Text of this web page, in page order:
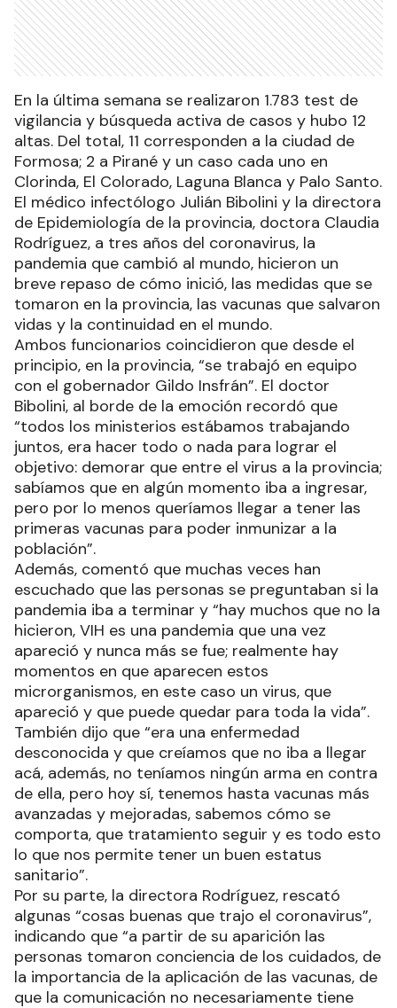
En la última semana se realizaron 1.783 test de
vigilancia y búsqueda activa de casos y hubo 12
altas. Del total, 11 corresponden a la ciudad de
Formosa; 2 a Pirané y un caso cada uno en
Clorinda, El Colorado, Laguna Blanca y Palo Santo.
El médico infectólogo Julián Bibolini y la directora
de Epidemiología de la provincia, doctora Claudia
Rodríguez, a tres años del coronavirus, la
pandemia que cambió al mundo, hicieron un
breve repaso de cómo inició, las medidas que se
tomaron en la provincia, las vacunas que salvaron
vidas y la continuidad en el mundo.
Ambos funcionarios coincidieron que desde el
principio, en la provincia, “se trabajó en equipo
con el gobernador Gildo Insfrán”. El doctor
Bibolini, al borde de la emoción recordó que
“todos los ministerios estábamos trabajando
juntos, era hacer todo o nada para lograr el
objetivo: demorar que entre el virus a la provincia;
sabíamos que en algún momento iba a ingresar,
pero por lo menos queríamos llegar a tener las
primeras vacunas para poder inmunizar a la
población”.
Además, comentó que muchas veces han
escuchado que las personas se preguntaban si la
pandemia iba a terminar y “hay muchos que no la
hicieron, VIH es una pandemia que una vez
apareció y nunca más se fue; realmente hay
momentos en que aparecen estos
microrganismos, en este caso un virus, que
apareció y que puede quedar para toda la vida”.
También dijo que “era una enfermedad
desconocida y que creíamos que no iba a llegar
acá, además, no teníamos ningún arma en contra
de ella, pero hoy sí, tenemos hasta vacunas más
avanzadas y mejoradas, sabemos cómo se
comporta, que tratamiento seguir y es todo esto
lo que nos permite tener un buen estatus
sanitario”.
Por su parte, la directora Rodríguez, rescató
algunas “cosas buenas que trajo el coronavirus”,
indicando que “a partir de su aparición las
personas tomaron conciencia de los cuidados, de
la importancia de la aplicación de las vacunas, de
que la comunicación no necesariamente tiene